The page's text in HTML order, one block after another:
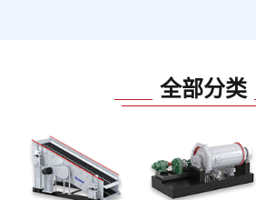
全部分类